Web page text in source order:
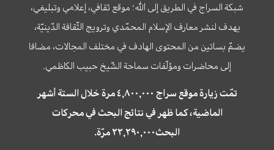
شبكة السراج في الطريق إلى الله؛ موقع ثقافي، إعلامي وتبليغي،
يهدف لنشر معارف الإسلام المحمّدي وترويج الثّقافة الدّينيّة،
يضمّ بساتين من المحتوى الهادف في مختلف المجالات، مضافا
إلى محاضرات ومؤلّفات سماحة الشّيخ حبيب الكاظمي.
تمّت زيارة موقع سراج ٤,٨٠٠,٠٠٠ مرة خلال الستة أشهر
الماضية، كما ظهر في نتائج البحث في محركات
البحث٢٢,٢٩٠,٠٠٠ مرّة.